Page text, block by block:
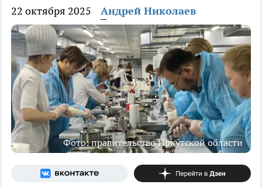
22 октября 2025 Андрей Николаев
Фото: правительство Иркутской области